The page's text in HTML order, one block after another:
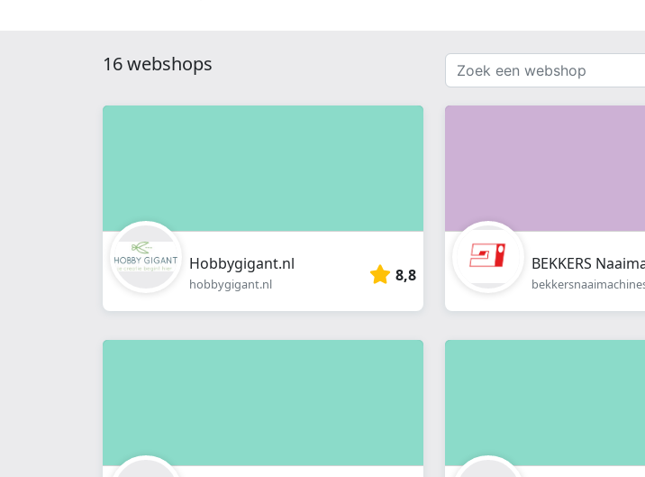
16 webshops
Zoek
een
webshop
Hobbygigant.nl
hobbygigant.nl 8,8
BEKKERS